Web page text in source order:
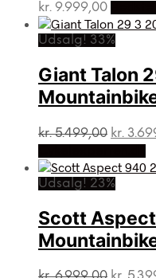
kr. 9.999,00
Udsalg! 33%
Giant Talon
kr.5.499,00 Den
pris
var:
kr.
kr.
Udsalg! 23%
Scott
Den